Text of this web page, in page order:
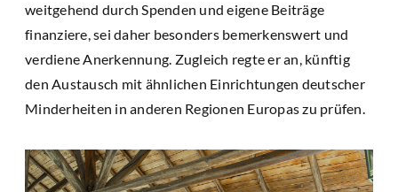
weitgehend durch Spenden und eigene Beiträge
finanziere, sei daher besonders bemerkenswert und
verdiene Anerkennung. Zugleich regte er an, künftig
den Austausch mit ähnlichen Einrichtungen deutscher
Minderheiten in anderen Regionen Europas zu prüfen.